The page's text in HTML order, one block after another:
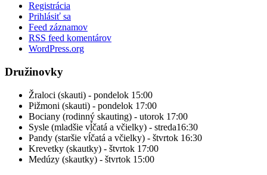
Registrácia
Prihlásiť sa
Feed záznamov
RSS feed komentárov
WordPress.org
Družinovky
Žraloci (skauti) - pondelok 15:00
Pižmoni (skauti) - pondelok 17:00
Bociany (rodinný skauting) - utorok 17:00
Sysle (mladšie vĺčatá a včielky) - streda16:30
Pandy (staršie vĺčatá a včielky) - štvrtok 16:30
Krevetky (skautky) - štvrtok 17:00
Medúzy (skautky) - štvrtok 15:00